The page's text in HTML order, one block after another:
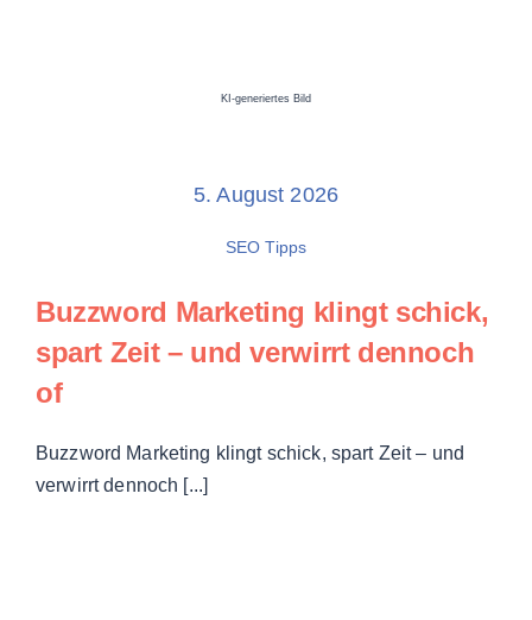
KI-generiertes Bild
5. August 2026
SEO Tipps
Buzzword Marketing klingt schick,
spart Zeit – und verwirrt dennoch
of
Buzzword Marketing klingt schick, spart Zeit – und
verwirrt dennoch [...]